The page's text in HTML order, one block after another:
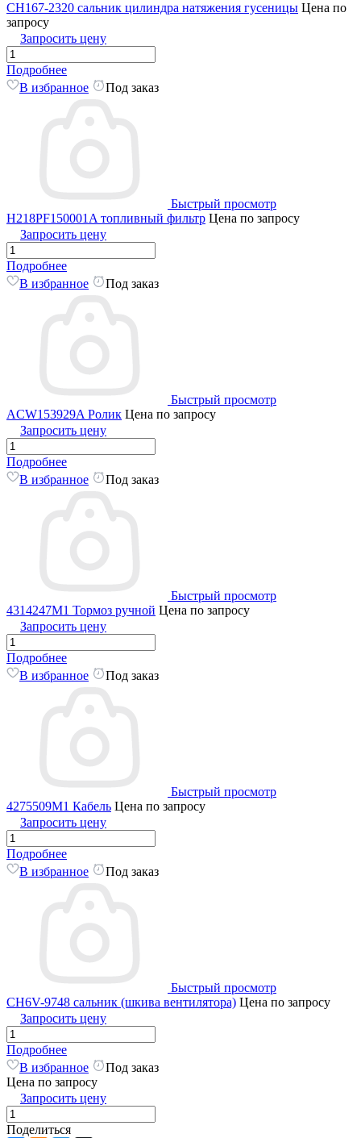
CH167-2320 сальник цилиндра натяжения гусеницы Цена по
запросу
Запросить цену
Подробнее
В избранное
Под заказ
Быстрый просмотр
H218PF150001A топливный фильтр Цена по запросу
Запросить цену
Подробнее
В избранное
Под заказ
Быстрый просмотр
ACW153929A Ролик Цена по запросу
Запросить цену
Подробнее
В избранное
Под заказ
Быстрый просмотр
4314247M1 Тормоз ручной Цена по запросу
Запросить цену
Подробнее
В избранное
Под заказ
Быстрый просмотр
4275509M1 Кабель Цена по запросу
Запросить цену
Подробнее
В избранное
Под заказ
Быстрый просмотр
CH6V-9748 сальник (шкива вентилятора) Цена по запросу
Запросить цену
Подробнее
В избранное
Под заказ
Цена по запросу
Запросить цену
Поделиться